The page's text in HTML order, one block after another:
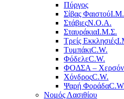
Πύργος
Σίβας Φαιστού
ΣτάβιεςΝ.Ο.Α.
ΣταυράκιαΙ.Μ.Σ.
Τρείς Εκκλησιές
ΤυμπάκιC.W.
ΦόδελεC.W.
ΦΟΔΣΑ –
ΧόνδροςC.W.
Ψαρή Φοράδα
Νομός Λασιθίου